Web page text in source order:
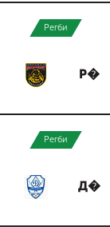
Регби
Р�
Регби
Д�